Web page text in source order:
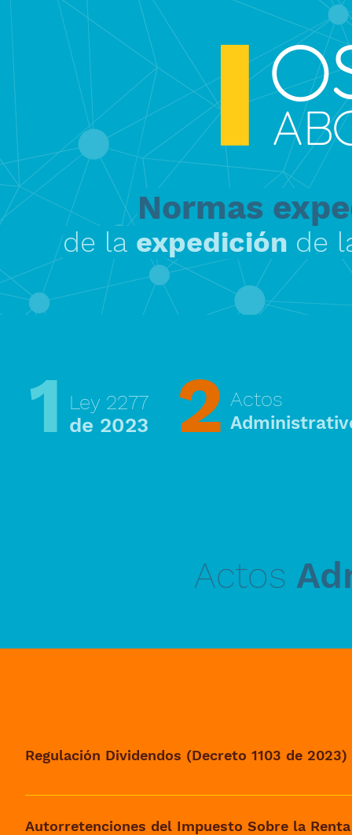
Normas
de la expedición de
Actos
1 Ley 2277
de 2023
2 Actos
Regulación Dividendos (Decreto 1103 de 2023)
Visualizar Decreto 1103 de 2023
Autorretenciones del Impuesto Sobre la